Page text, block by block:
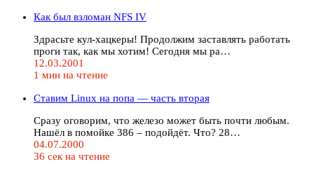
Как был взломан NFS IV
Здрасьте кул-хацкеры! Продолжим заставлять работать
проги так, как мы хотим! Сегодня мы ра…
12.03.2001
1 мин на чтение
Ставим Linux на попа — часть вторая
Сразу оговорим, что железо может быть почти любым.
Нашёл в помойке 386 – подойдёт. Что? 28…
04.07.2000
36 сек на чтение